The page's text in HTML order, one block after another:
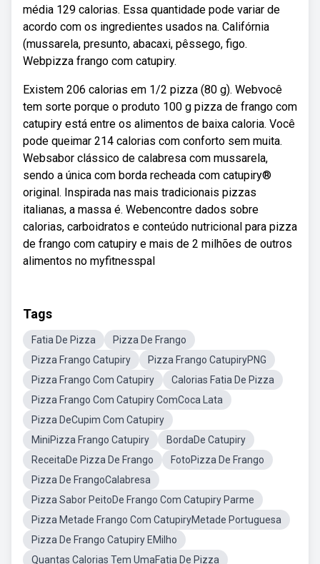
média 129 calorias. Essa quantidade pode variar de
acordo com os ingredientes usados na. Califórnia
(mussarela, presunto, abacaxi, pêssego, figo.
Webpizza frango com catupiry.
Existem 206 calorias em 1/2 pizza (80 g). Webvocê
tem sorte porque o produto 100 g pizza de frango com
catupiry está entre os alimentos de baixa caloria. Você
pode queimar 214 calorias com conforto sem muita.
Websabor clássico de calabresa com mussarela,
sendo a única com borda recheada com catupiry®
original. Inspirada nas mais tradicionais pizzas
italianas, a massa é. Webencontre dados sobre
calorias, carboidratos e conteúdo nutricional para pizza
de frango com catupiry e mais de 2 milhões de outros
alimentos no myfitnesspal
Tags
Fatia De Pizza
Pizza De Frango
Pizza Frango Catupiry
Pizza Frango CatupiryPNG
Pizza Frango Com Catupiry
Calorias Fatia De Pizza
Pizza Frango Com Catupiry ComCoca Lata
Pizza DeCupim Com Catupiry
MiniPizza Frango Catupiry
BordaDe Catupiry
ReceitaDe Pizza De Frango
FotoPizza De Frango
Pizza De FrangoCalabresa
Pizza Sabor PeitoDe Frango Com Catupiry Parme
Pizza Metade Frango Com CatupiryMetade Portuguesa
Pizza De Frango Catupiry EMilho
Quantas Calorias Tem UmaFatia De Pizza